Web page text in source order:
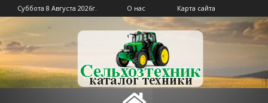
Суббота 8 Августа 2026г. О нас Карта сайта